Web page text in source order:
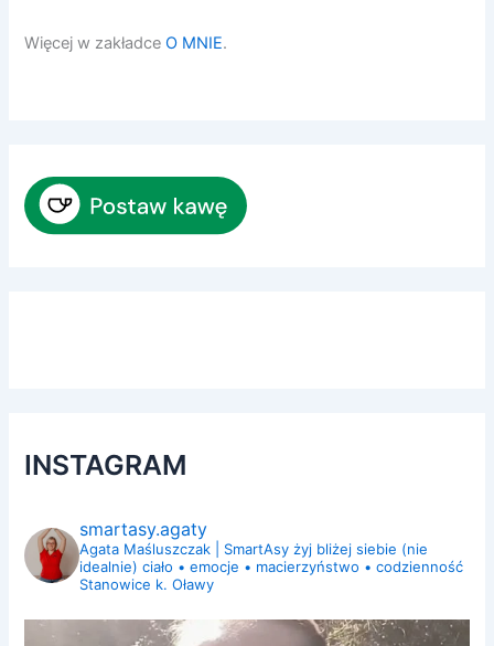
Więcej w zakładceO MNIE.
INSTAGRAM
smartasy.agaty
Agata Maśluszczak | SmartAsy żyj bliżej siebie (nie
idealnie) ciało • emocje • macierzyństwo • codzienność
Stanowice k. Oławy